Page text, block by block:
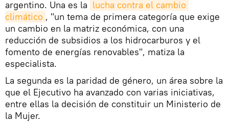
argentino. Una es la lucha contra el cambio
climático , "un tema de primera categoría que exige
un cambio en la matriz económica, con una
reducción de subsidios a los hidrocarburos y el
fomento de energías renovables", matiza la
especialista.
La segunda es la paridad de género, un área sobre la
que el Ejecutivo ha avanzado con varias iniciativas,
entre ellas la decisión de constituir un Ministerio de
la Mujer.